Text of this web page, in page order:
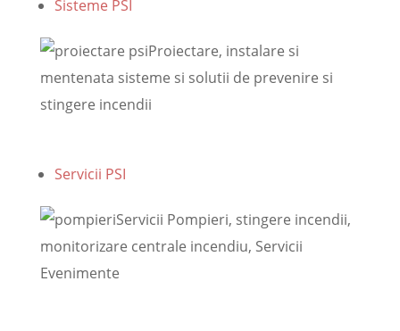
Sisteme PSI
Proiectare, instalare si
mentenata sisteme si solutii de prevenire si
stingere incendii
Servicii PSI
Servicii Pompieri, stingere incendii,
monitorizare centrale incendiu, Servicii
Evenimente